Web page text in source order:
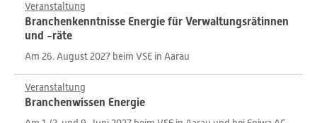
Veranstaltung
Branchenkenntnisse Energie für Verwaltungsrätinnen
und -räte
Am 26. August 2027 beim VSE in Aarau
Veranstaltung
Branchenwissen Energie